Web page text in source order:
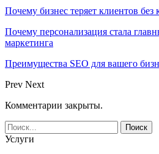
Почему бизнес теряет клиентов без
Почему персонализация стала
маркетинга
Преимущества SEO для вашего
Prev Next
Комментарии закрыты.
Услуги